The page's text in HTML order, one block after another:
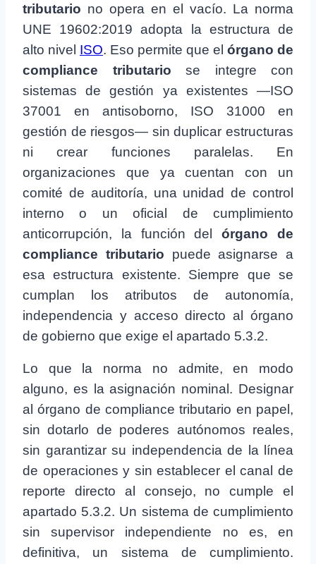
tributario no opera en el vacío. La norma
UNE 19602:2019 adopta la estructura de
alto nivel ISO. Eso permite que el órgano de
compliance tributario se integre con
sistemas de gestión ya existentes —ISO
37001 en antisoborno, ISO 31000 en
gestión de riesgos— sin duplicar estructuras
ni crear funciones paralelas. En
organizaciones que ya cuentan con un
comité de auditoría, una unidad de control
interno o un oficial de cumplimiento
anticorrupción, la función delórgano de
compliance tributario puede asignarse a
esa estructura existente. Siempre que se
cumplan los atributos de autonomía,
independencia y acceso directo al órgano
de gobierno que exige el apartado 5.3.2.
Lo que la norma no admite, en modo
alguno, es la asignación nominal. Designar
al órgano de compliance tributario en papel,
sin dotarlo de poderes autónomos reales,
sin garantizar su independencia de la línea
de operaciones y sin establecer el canal de
reporte directo al consejo, no cumple el
apartado 5.3.2. Un sistema de cumplimiento
sin supervisor independiente no es, en
definitiva, un sistema de cumplimiento.